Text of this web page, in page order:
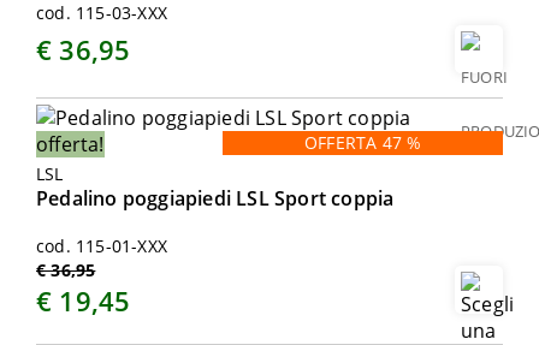
cod. 115-03-XXX
€ 36,95
offerta!
OFFERTA 47 %
LSL
Pedalino poggiapiedi LSL Sport coppia
cod. 115-01-XXX
€ 36,95
€ 19,45